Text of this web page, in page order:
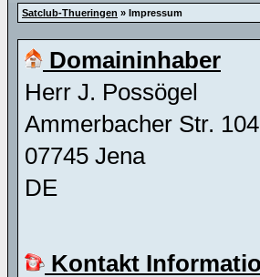
Satclub-Thueringen » Impressum
Domaininhaber
Herr J. Possögel
Ammerbacher Str.
07745 Jena
DE
Kontakt